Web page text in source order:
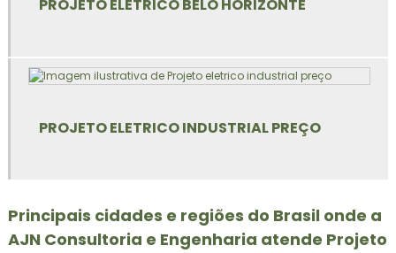
Empresa de escada rolante
Empresa de pcmso
Empresa de plataforma elevatória
Empresa de projeto elétrico bh
Empresa que elabora pgr
PROJETO ELÉTRICO BELO HORIZONTE
PROJETO ELETRICO INDUSTRIAL PREÇO
Principais cidades e regiões do Brasil onde a
AJN Consultoria e Engenharia atende Projeto